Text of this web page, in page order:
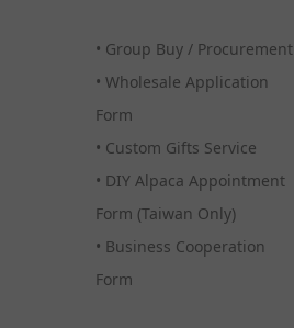
• Group Buy / Procurement
• Wholesale Application
Form
• Custom Gifts Service
• DIY Alpaca Appointment
Form (Taiwan Only)
• Business Cooperation
Form